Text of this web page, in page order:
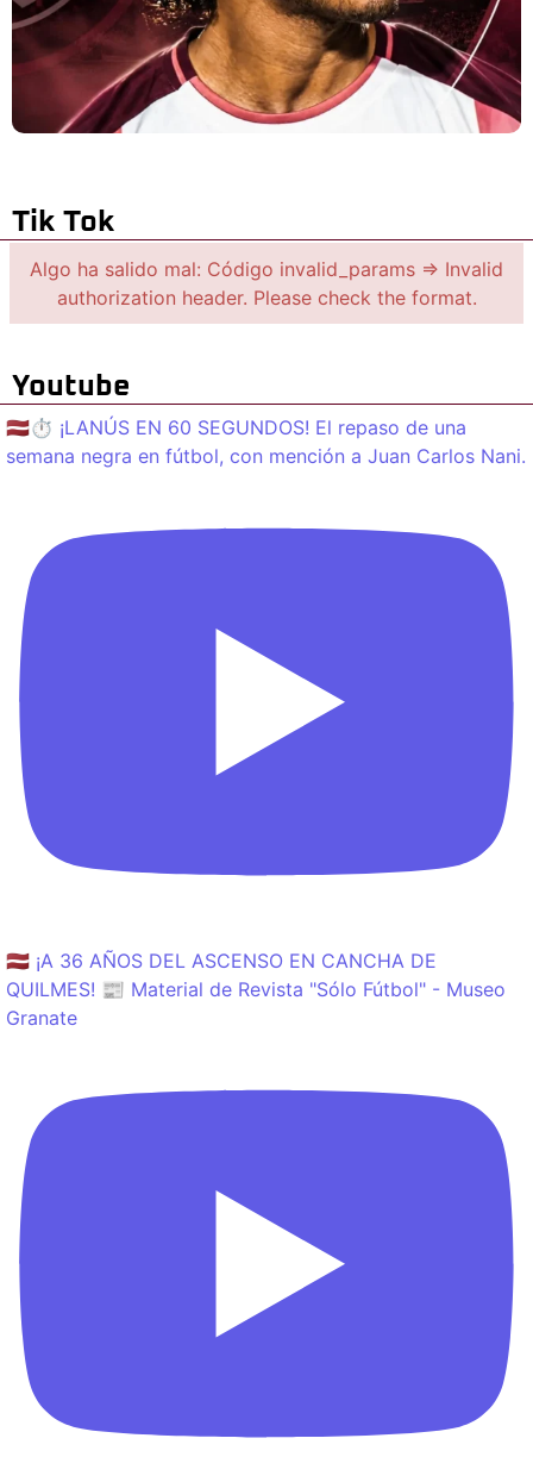
Tik Tok
Algo ha salido mal: Código invalid_params => Invalid
authorization header. Please check the format.
Youtube
🇱🇻⏱️ ¡LANÚS EN 60 SEGUNDOS! El repaso de una
semana negra en fútbol, con mención a Juan Carlos Nani.
🇱🇻 ¡A 36 AÑOS DEL ASCENSO EN CANCHA DE
QUILMES! 📰 Material de Revista "Sólo Fútbol" - Museo
Granate